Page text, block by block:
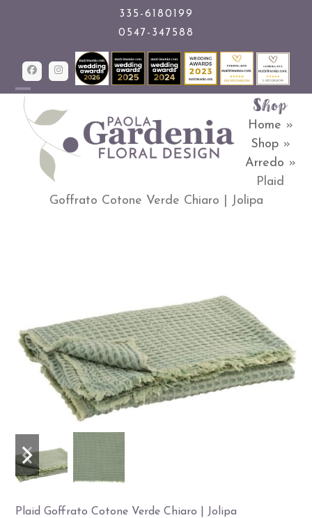
content
335-6180199
0547-347588
FacebookInstagram
Open
mobile
menu
Close
mobile
menu
Shop
Home »
Shop»
Arredo »
Plaid
Goffrato Cotone Verde Chiaro | Jolipa
Slide
precedente
Slide
successiva
Plaid Goffrato Cotone Verde Chiaro | Jolipa